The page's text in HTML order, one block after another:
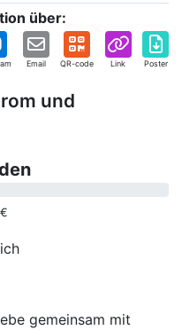
über:
Email QR-code Link Poster
und
gemeinsam mit